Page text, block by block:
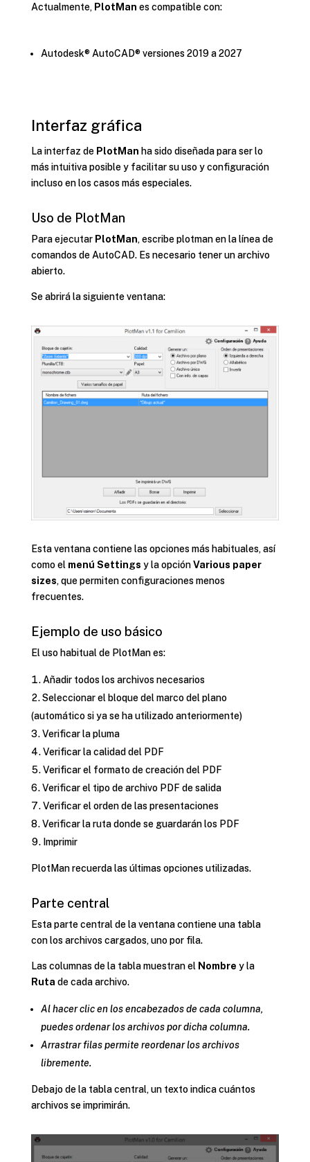
Actualmente, PlotMan es compatible con:
Autodesk® AutoCAD® versiones 2019 a 2027
Interfaz gráfica
La interfaz de PlotMan ha sido diseñada para ser lo
más intuitiva posible y facilitar su uso y configuración
incluso en los casos más especiales.
Uso de PlotMan
Para ejecutar PlotMan, escribe plotman en la línea de
comandos de AutoCAD. Es necesario tener un archivo
abierto.
Se abrirá la siguiente ventana:
Esta ventana contiene las opciones más habituales, así
como el menú Settings y la opciónVarious paper
sizes, que permiten configuraciones menos
frecuentes.
Ejemplo de uso básico
El uso habitual de PlotMan es:
Añadir todos los archivos necesarios
Seleccionar el bloque del marco del plano
(automático si ya se ha utilizado anteriormente)
Verificar la pluma
Verificar la calidad del PDF
Verificar el formato de creación del PDF
Verificar el tipo de archivo PDF de salida
Verificar el orden de las presentaciones
Verificar la ruta donde se guardarán los PDF
Imprimir
PlotMan recuerda las últimas opciones utilizadas.
Parte central
Esta parte central de la ventana contiene una tabla
con los archivos cargados, uno por fila.
Las columnas de la tabla muestran el Nombre y la
Ruta de cada archivo.
Al hacer clic en los encabezados de cada columna,
puedes ordenar los archivos por dicha columna.
Arrastrar filas permite reordenar los archivos
libremente.
Debajo de la tabla central, un texto indica cuántos
archivos se imprimirán.